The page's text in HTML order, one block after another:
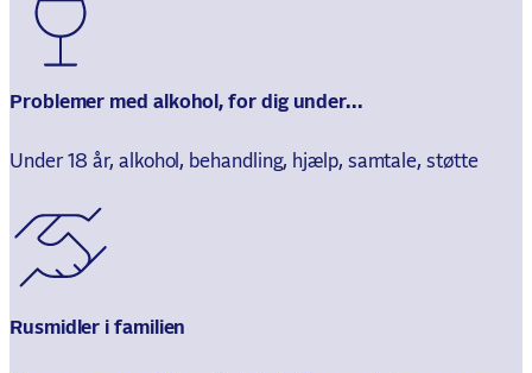
Problemer med alkohol, for dig under...
Under 18 år, alkohol, behandling, hjælp, samtale, støtte
Rusmidler i familien